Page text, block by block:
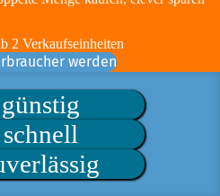
2 Verkaufseinheiten
werden
günstig
schnell